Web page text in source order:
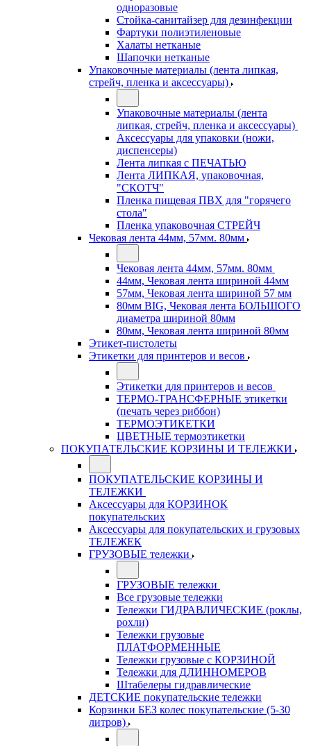
одноразовые
Стойка-санитайзер для дезинфекции
Фартуки полиэтиленовые
Халаты нетканые
Шапочки нетканые
Упаковочные материалы (лента липкая,
стрейч, пленка и аксессуары)
Упаковочные материалы (лента
липкая, стрейч, пленка и аксессуары)
Аксессуары для упаковки (ножи,
диспенсеры)
Лента липкая с ПЕЧАТЬЮ
Лента ЛИПКАЯ, упаковочная,
"СКОТЧ"
Пленка пищевая ПВХ для "горячего
стола"
Пленка упаковочная СТРЕЙЧ
Чековая лента 44мм, 57мм. 80мм
Чековая лента 44мм, 57мм. 80мм
44мм, Чековая лента шириной 44мм
57мм, Чековая лента шириной 57 мм
80мм BIG, Чековая лента БОЛЬШОГО
диаметра шириной 80мм
80мм, Чековая лента шириной 80мм
Этикет-пистолеты
Этикетки для принтеров и весов
Этикетки для принтеров и весов
ТЕРМО-ТРАНСФЕРНЫЕ этикетки
(печать через риббон)
ТЕРМОЭТИКЕТКИ
ЦВЕТНЫЕ термоэтикетки
ПОКУПАТЕЛЬСКИЕ КОРЗИНЫ И ТЕЛЕЖКИ
ПОКУПАТЕЛЬСКИЕ КОРЗИНЫ И
ТЕЛЕЖКИ
Аксессуары для КОРЗИНОК
покупательских
Аксессуары для покупательских и грузовых
ТЕЛЕЖЕК
ГРУЗОВЫЕ тележки
ГРУЗОВЫЕ тележки
Все грузовые тележки
Тележки ГИДРАВЛИЧЕСКИЕ (роклы,
рохли)
Тележки грузовые
ПЛАТФОРМЕННЫЕ
Тележки грузовые с КОРЗИНОЙ
Тележки для ДЛИННОМЕРОВ
Штабелеры гидравлические
ДЕТСКИЕ покупательские тележки
Корзинки БЕЗ колес покупательские (5-30
литров)